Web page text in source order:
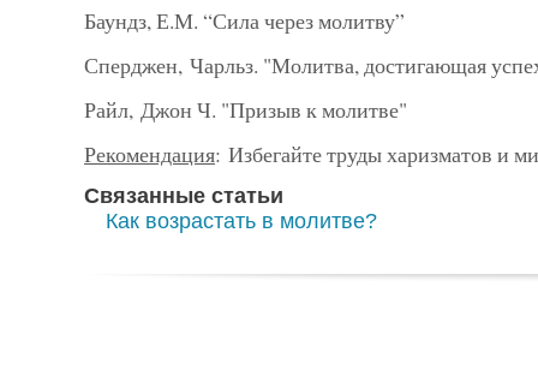
Баундз, Е.М. “Сила через молитву”
Сперджен, Чарльз. "Молитва, достигающая
Райл, Джон Ч. "Призыв к молитве"
Рекомендация: Избегайте труды харизматов и
Связанные статьи
Как возрастать в молитве?